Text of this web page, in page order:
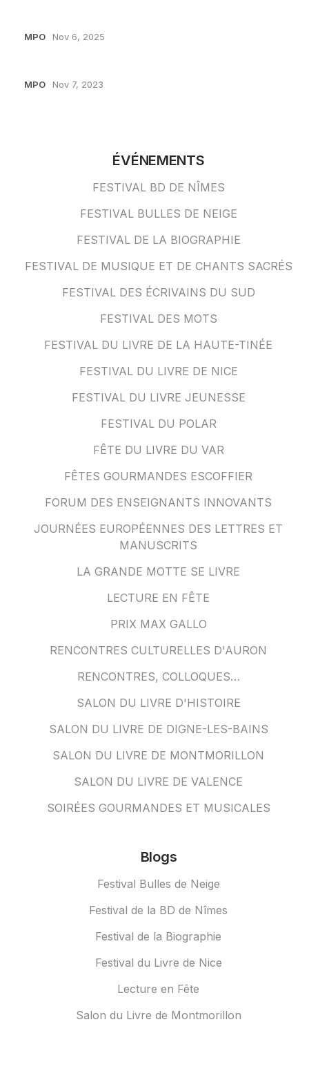
MPO Nov 6, 2025
MPO Nov 7, 2023
ÉVÉNEMENTS
FESTIVAL BD DE NÎMES
FESTIVAL BULLES DE NEIGE
FESTIVAL DE LA BIOGRAPHIE
FESTIVAL DE MUSIQUE ET DE CHANTS SACRÉS
FESTIVAL DES ÉCRIVAINS DU SUD
FESTIVAL DES MOTS
FESTIVAL DU LIVRE DE LA HAUTE-TINÉE
FESTIVAL DU LIVRE DE NICE
FESTIVAL DU LIVRE JEUNESSE
FESTIVAL DU POLAR
FÊTE DU LIVRE DU VAR
FÊTES GOURMANDES ESCOFFIER
FORUM DES ENSEIGNANTS INNOVANTS
JOURNÉES EUROPÉENNES DES LETTRES ET
MANUSCRITS
LA GRANDE MOTTE SE LIVRE
LECTURE EN FÊTE
PRIX MAX GALLO
RENCONTRES CULTURELLES D'AURON
RENCONTRES, COLLOQUES…
SALON DU LIVRE D'HISTOIRE
SALON DU LIVRE DE DIGNE-LES-BAINS
SALON DU LIVRE DE MONTMORILLON
SALON DU LIVRE DE VALENCE
SOIRÉES GOURMANDES ET MUSICALES
Blogs
Festival Bulles de Neige
Festival de la BD de Nîmes
Festival de la Biographie
Festival du Livre de Nice
Lecture en Fête
Salon du Livre de Montmorillon